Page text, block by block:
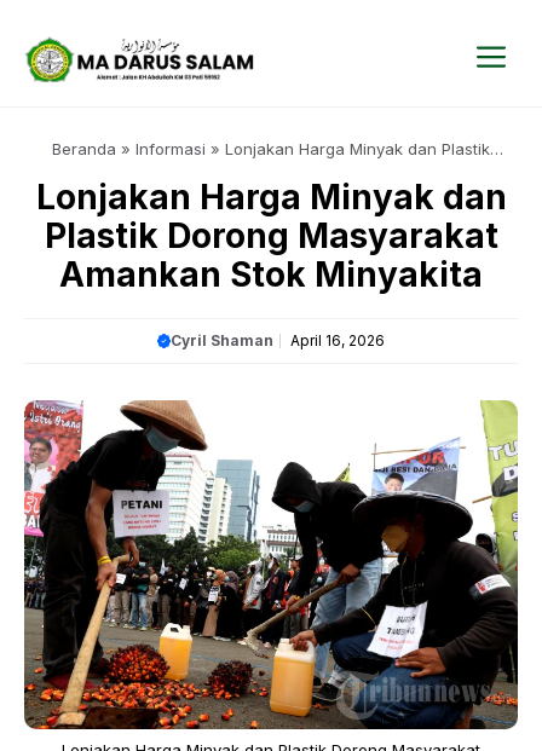
Beranda » Informasi » Lonjakan Harga Minyak dan Plastik
Lonjakan Harga Minyak dan
Plastik Dorong Masyarakat
Amankan Stok Minyakita
Cyril Shaman April 16, 2026